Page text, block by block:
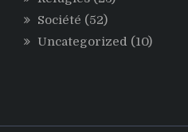
Société (52)
Uncategorized (10)